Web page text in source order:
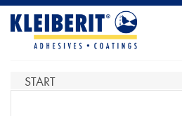
STARTSEITE
PRODUKTE
START